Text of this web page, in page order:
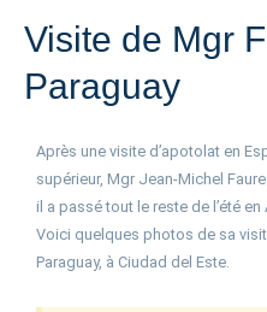
Visite de Mgr
Paraguay
Après une visite d’apotolat en
supérieur, Mgr Jean-Michel
il a passé tout le reste de l’été en
Voici quelques photos de sa
Paraguay, à Ciudad del Este.